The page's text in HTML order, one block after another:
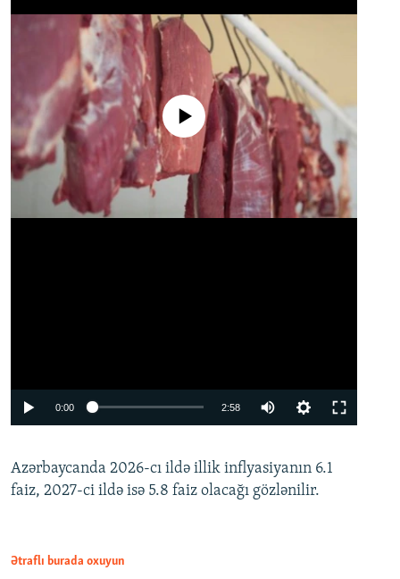
No media source currently available
0:00 2:58
360p
480p
Azərbaycanda 2026-cı ildə illik inflyasiyanın 6.1
faiz, 2027-ci ildə isə 5.8 faiz olacağı gözlənilir.
Ətraflı burada oxuyun